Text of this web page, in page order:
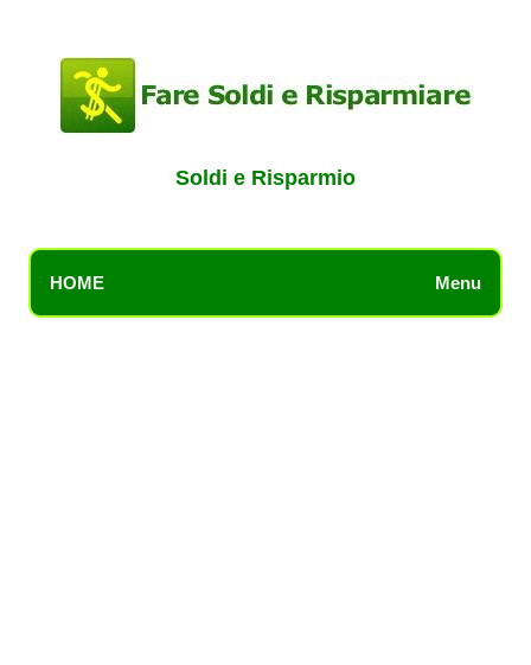
Soldi e Risparmio
HOME Menu